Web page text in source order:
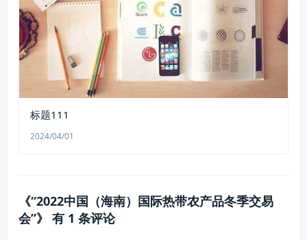
标题111
2024/04/01
《“2022中国（海南）国际热带农产品冬季交易
会”》 有 1 条评论